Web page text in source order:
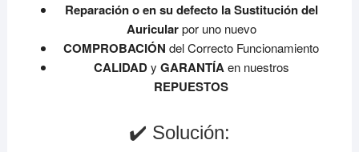
Reparación o en su defecto la Sustitución del
Auricularpor uno nuevo
COMPROBACIÓNdel Correcto Funcionamiento
CALIDADy GARANTÍAen nuestros
REPUESTOS
✔️ Solución: